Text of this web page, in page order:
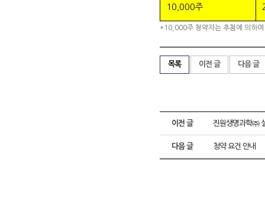
10,000주
*10,000주 청약자는 추첨에 의하
목록 이전 글 다음 글
이전 글 진원생명과학㈜
다음 글 청약 요건 안내